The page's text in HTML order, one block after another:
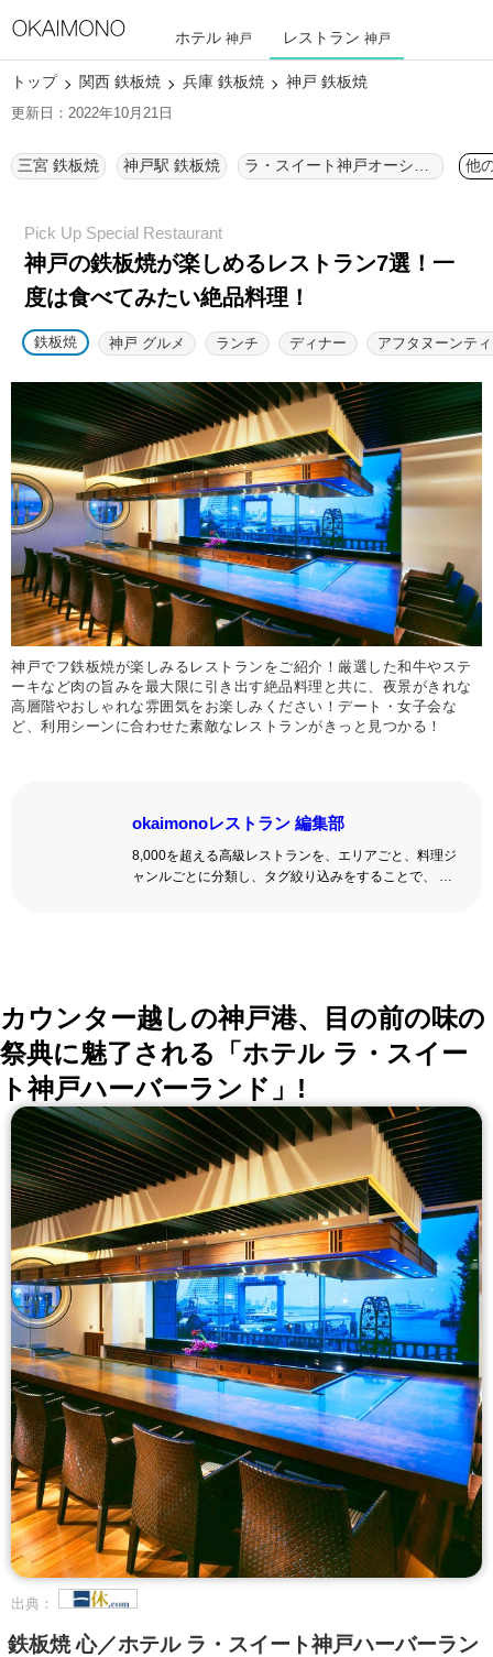
ホテル 神戸 レストラン 神戸
トップ 関西 鉄板焼 兵庫 鉄板焼 神戸 鉄板焼
更新日：2022年10月21日
三宮 鉄板焼 神戸駅 鉄板焼 他
神戸の鉄板焼が楽しめるレストラン7選！ 一
度は食べてみたい絶品料理！
鉄板焼 神戸 グルメ ランチ ディナー アフタヌーンテ
神戸でフ鉄板焼が楽しみるレストランをご紹介！厳選した和牛やステ
ーキなど肉の旨みを最大限に引き出す絶品料理と共に、夜景がきれな
高層階やおしゃれな雰囲気をお楽しみください！デート・女子会な
ど、利用シーンに合わせた素敵なレストランがきっと見つかる！
okaimonoレストラン 編集部
8,000を超える高級レストランを、エリアごと、料理ジ
ャンルごとに分類し、タグ絞り込みをすることで、 い
カウンター越しの神戸港、目の前の味の
祭典に魅了される「ホテル ラ・スイー
ト神戸ハーバーランド」!
出典：
鉄板焼 心／ホテル ラ・スイート神戸ハーバーラン